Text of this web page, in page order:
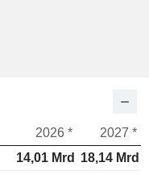
2026 *
2027 *
14,01 Mrd
18,14 Mrd